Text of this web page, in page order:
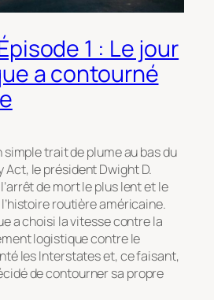
1 : Le jour
a contourné
simple trait de plume au bas du
Act, le président Dwight D.
de mort le plus lent et le
routière américaine.
a choisi la vitesse contre la
logistique contre le
lesInterstateset, ce faisant,
de contourner sa propre